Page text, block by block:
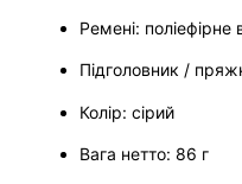
Ремені: поліефірне
Підголовник /
Колір: сірий
Вага нетто: 86 г